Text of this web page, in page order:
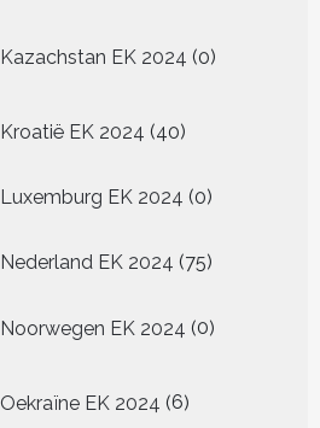
Kazachstan EK 2024 0
producten
Kroatië EK 2024 4040
Luxemburg EK 2024 00
Nederland EK 2024 7575
Noorwegen EK 2024 00
Oekraïne EK 2024 6
producten